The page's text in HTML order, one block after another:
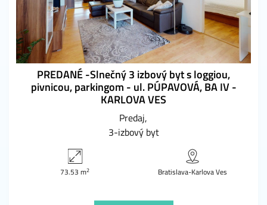
PREDANÉ -Slnečný 3 izbový byt s loggiou,
pivnicou, parkingom - ul. PÚPAVOVÁ, BA IV -
KARLOVA VES
Predaj
3-izbový byt
73.53 m2 Bratislava-Karlova Ves